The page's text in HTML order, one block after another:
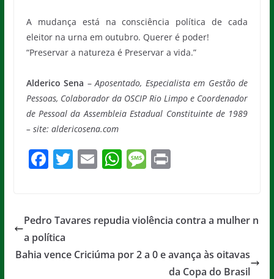
A mudança está na consciência política de cada
eleitor na urna em outubro. Querer é poder!
“Preservar a natureza é Preservar a vida.”
Alderico Sena –Aposentado, Especialista em Gestão de
Pessoas, Colaborador da OSCIP Rio Limpo e Coordenador
de Pessoal da Assembleia Estadual Constituinte de 1989
– site: aldericosena.com
F
a
e
b
o
T
w
er
E
m
l
W
h
s
p
M
e
a
e
Pr
Pedro Tavares repudia violência contra a mulher n
a política
Bahia vence Criciúma por 2 a 0 e avança às oitavas
da Copa do Brasil